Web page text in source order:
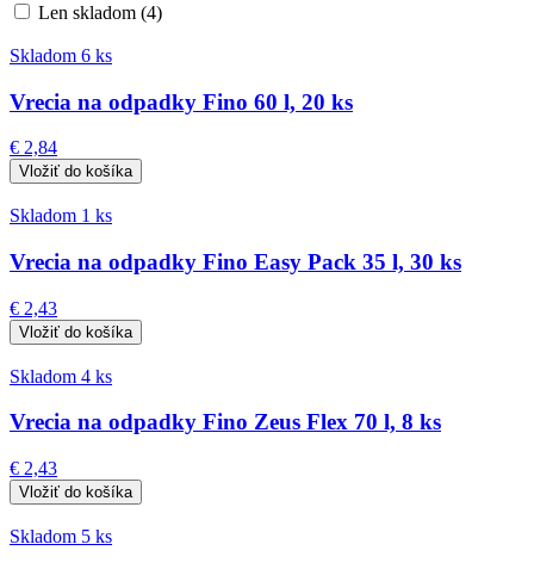
Len skladom (4)
Skladom 6 ks
Vrecia na odpadky Fino 60 l, 20 ks
€ 2,84
Skladom 1 ks
Vrecia na odpadky Fino Easy Pack 35 l, 30 ks
€ 2,43
Skladom 4 ks
Vrecia na odpadky Fino Zeus Flex 70 l, 8 ks
€ 2,43
Skladom 5 ks